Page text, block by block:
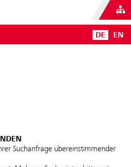
DE EN
Suchanfrage übereinstimmender